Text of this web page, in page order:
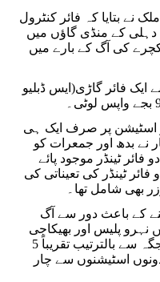
نے بتایا کہ فائر کنٹرول
7:34 بجے جنوبی دہلی کے منڈی گاؤں میں
کی آگ کے بارے میں
ایک فائر گاڑی(ایس ڈبلیو
اسٹیشن پر صرف ایک ہی
نے بدھ اور جمعرات کو
فائر ٹینڈر موجود پائے
ٹینڈر کی تعیناتی کی
بھی شامل تھا۔
کے باعث دور سے آگ
نہرو پلیس اور بھیکاجی
کاما پلیس شامل تھے، جو واقعہ کی جگہ سے بالترتیب تقریباً 5
ان دونوں اسٹیشنوں سے چار